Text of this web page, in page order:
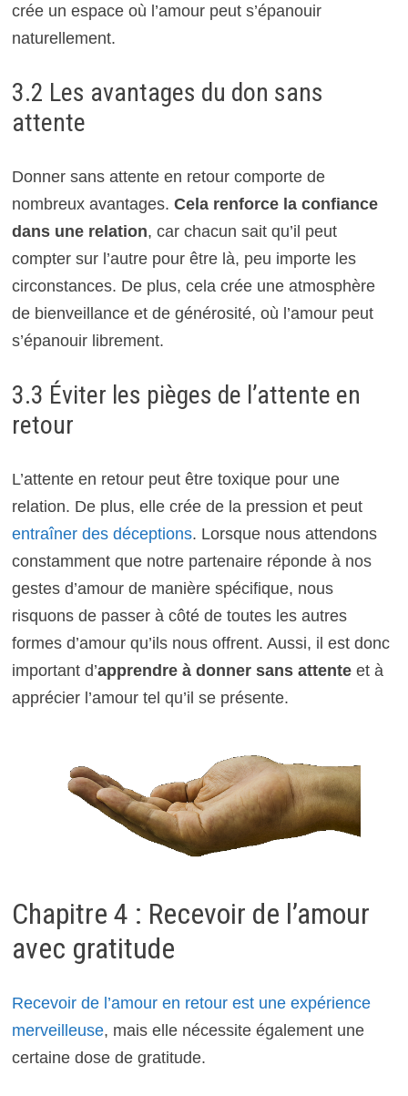
crée un espace où l’amour peut s’épanouir
naturellement.
3.2 Les avantages du don sans
attente
Donner sans attente en retour comporte de
nombreux avantages. Cela renforce la confiance
dans une relation, car chacun sait qu’il peut
compter sur l’autre pour être là, peu importe les
circonstances. De plus, cela crée une atmosphère
de bienveillance et de générosité, où l’amour peut
s’épanouir librement.
3.3 Éviter les pièges de l’attente en
retour
L’attente en retour peut être toxique pour une
relation. De plus, elle crée de la pression et peut
entraîner des déceptions. Lorsque nous attendons
constamment que notre partenaire réponde à nos
gestes d’amour de manière spécifique, nous
risquons de passer à côté de toutes les autres
formes d’amour qu’ils nous offrent. Aussi, il est donc
important d’apprendre à donner sans attenteet à
apprécier l’amour tel qu’il se présente.
Chapitre 4 : Recevoir de l’amour
avec gratitude
Recevoir de l’amour en retour est une expérience
merveilleuse, mais elle nécessite également une
certaine dose de gratitude.